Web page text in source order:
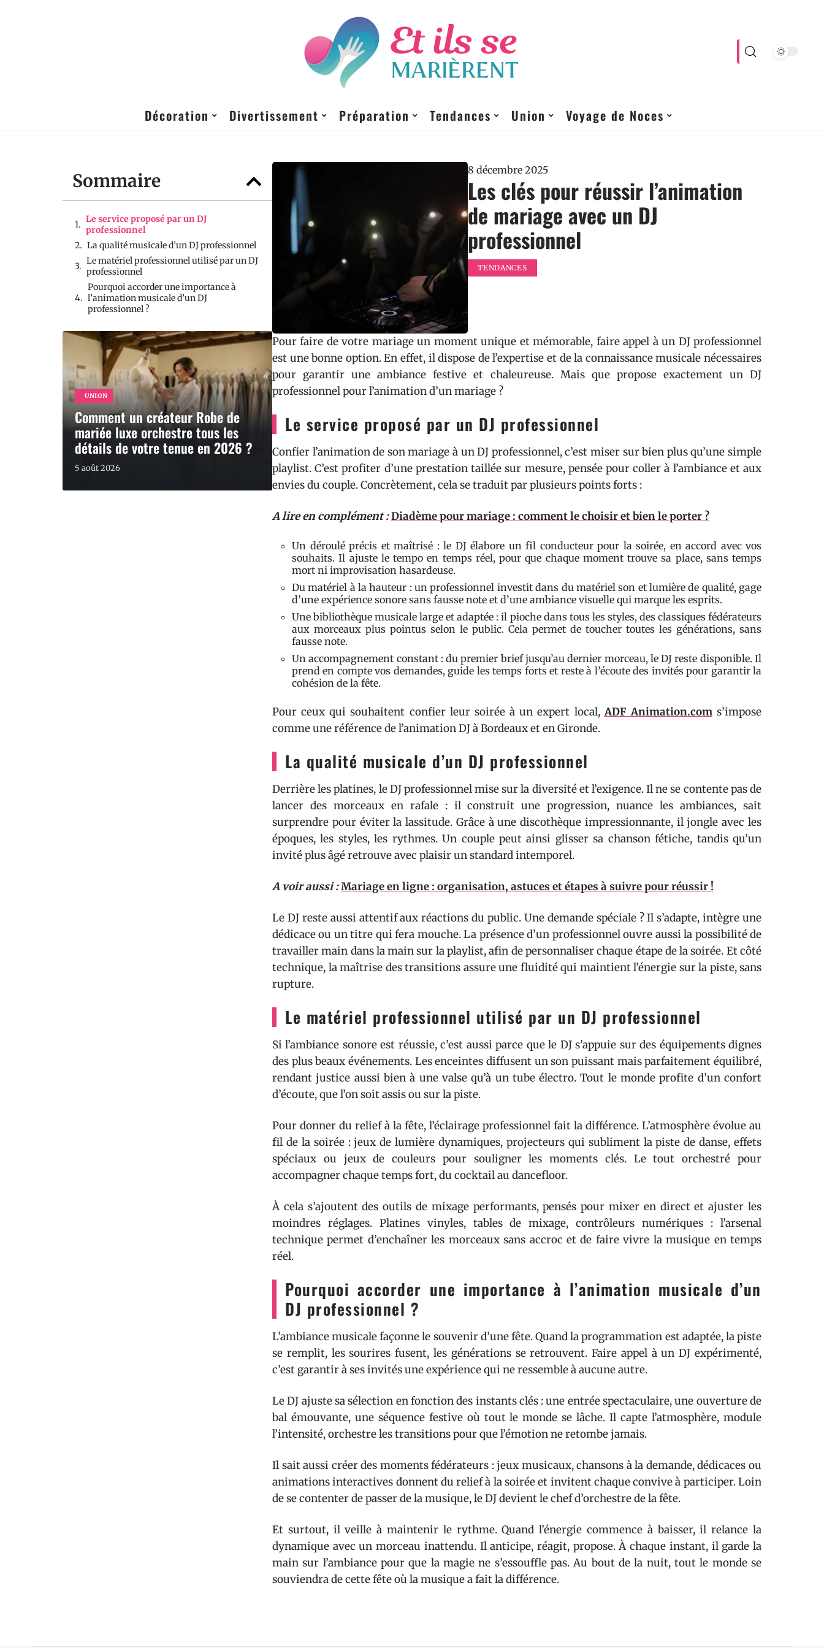
Décoration Divertissement Préparation Tendances Union Voyage de Noces
Sommaire
Le service proposé par un DJ
professionnel
La qualité musicale d’un DJ professionnel
Le matériel professionnel utilisé par un DJ
professionnel
Pourquoi accorder une importance à
l’animation musicale d’un DJ
professionnel ?
UNION
Comment un créateur Robe de
mariée luxe orchestre tous les
détails de votre tenue en 2026 ?
5 août 2026
8 décembre 2025
Les clés pour réussir l’animation
de mariage avec un DJ
professionnel
TENDANCES
Pour faire de votre mariage un moment unique et mémorable, faire appel à un DJ professionnel
est une bonne option. En effet, il dispose de l’expertise et de la connaissance musicale nécessaires
pour garantir une ambiance festive et chaleureuse. Mais que propose exactement un DJ
professionnel pour l’animation d’un mariage ?
Le service proposé par un DJ professionnel
Confier l’animation de son mariage à un DJ professionnel, c’est miser sur bien plus qu’une simple
playlist. C’est profiter d’une prestation taillée sur mesure, pensée pour coller à l’ambiance et aux
envies du couple. Concrètement, cela se traduit par plusieurs points forts :
A lire en complément :Diadème pour mariage : comment le choisir et bien le porter ?
Un déroulé précis et maîtrisé : le DJ élabore un fil conducteur pour la soirée, en accord avec vos
souhaits. Il ajuste le tempo en temps réel, pour que chaque moment trouve sa place, sans temps
mort ni improvisation hasardeuse.
Du matériel à la hauteur : un professionnel investit dans du matériel son et lumière de qualité, gage
d’une expérience sonore sans fausse note et d’une ambiance visuelle qui marque les esprits.
Une bibliothèque musicale large et adaptée : il pioche dans tous les styles, des classiques fédérateurs
aux morceaux plus pointus selon le public. Cela permet de toucher toutes les générations, sans
fausse note.
Un accompagnement constant : du premier brief jusqu’au dernier morceau, le DJ reste disponible. Il
prend en compte vos demandes, guide les temps forts et reste à l’écoute des invités pour garantir la
cohésion de la fête.
Pour ceux qui souhaitent confier leur soirée à un expert local,ADF Animation.coms’impose
comme une référence de l’animation DJ à Bordeaux et en Gironde.
La qualité musicale d’un DJ professionnel
Derrière les platines, le DJ professionnel mise sur la diversité et l’exigence. Il ne se contente pas de
lancer des morceaux en rafale : il construit une progression, nuance les ambiances, sait
surprendre pour éviter la lassitude. Grâce à une discothèque impressionnante, il jongle avec les
époques, les styles, les rythmes. Un couple peut ainsi glisser sa chanson fétiche, tandis qu’un
invité plus âgé retrouve avec plaisir un standard intemporel.
A voir aussi :Mariage en ligne : organisation, astuces et étapes à suivre pour réussir !
Le DJ reste aussi attentif aux réactions du public. Une demande spéciale ? Il s’adapte, intègre une
dédicace ou un titre qui fera mouche. La présence d’un professionnel ouvre aussi la possibilité de
travailler main dans la main sur la playlist, afin de personnaliser chaque étape de la soirée. Et côté
technique, la maîtrise des transitions assure une fluidité qui maintient l’énergie sur la piste, sans
rupture.
Le matériel professionnel utilisé par un DJ professionnel
Si l’ambiance sonore est réussie, c’est aussi parce que le DJ s’appuie sur des équipements dignes
des plus beaux événements. Les enceintes diffusent un son puissant mais parfaitement équilibré,
rendant justice aussi bien à une valse qu’à un tube électro. Tout le monde profite d’un confort
d’écoute, que l’on soit assis ou sur la piste.
Pour donner du relief à la fête, l’éclairage professionnel fait la différence. L’atmosphère évolue au
fil de la soirée : jeux de lumière dynamiques, projecteurs qui subliment la piste de danse, effets
spéciaux ou jeux de couleurs pour souligner les moments clés. Le tout orchestré pour
accompagner chaque temps fort, du cocktail au dancefloor.
À cela s’ajoutent des outils de mixage performants, pensés pour mixer en direct et ajuster les
moindres réglages. Platines vinyles, tables de mixage, contrôleurs numériques : l’arsenal
technique permet d’enchaîner les morceaux sans accroc et de faire vivre la musique en temps
réel.
Pourquoi accorder une importance à l’animation musicale d’un
DJ professionnel ?
L’ambiance musicale façonne le souvenir d’une fête. Quand la programmation est adaptée, la piste
se remplit, les sourires fusent, les générations se retrouvent. Faire appel à un DJ expérimenté,
c’est garantir à ses invités une expérience qui ne ressemble à aucune autre.
Le DJ ajuste sa sélection en fonction des instants clés : une entrée spectaculaire, une ouverture de
bal émouvante, une séquence festive où tout le monde se lâche. Il capte l’atmosphère, module
l’intensité, orchestre les transitions pour que l’émotion ne retombe jamais.
Il sait aussi créer des moments fédérateurs : jeux musicaux, chansons à la demande, dédicaces ou
animations interactives donnent du relief à la soirée et invitent chaque convive à participer. Loin
de se contenter de passer de la musique, le DJ devient le chef d’orchestre de la fête.
Et surtout, il veille à maintenir le rythme. Quand l’énergie commence à baisser, il relance la
dynamique avec un morceau inattendu. Il anticipe, réagit, propose. À chaque instant, il garde la
main sur l’ambiance pour que la magie ne s’essouffle pas. Au bout de la nuit, tout le monde se
souviendra de cette fête où la musique a fait la différence.